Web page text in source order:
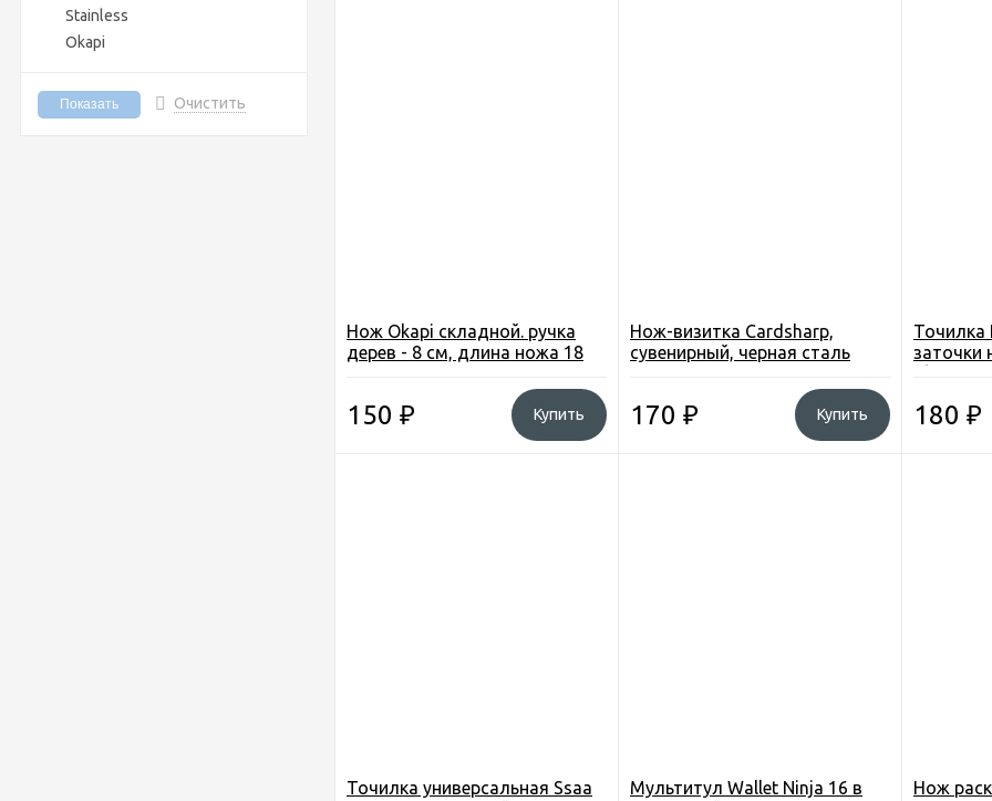
Stainless
Okapi
Очистить
Нож Okapi складной. ручка
дерев - 8 см, длина ножа 18
150 ₽ Купить
Нож-визитка Cardsharp,
сувенирный, черная сталь
170 ₽ Купить
Точилка
заточки
180 ₽
Точилка универсальная Ssaa
Мультитул Wallet Ninja 16 в
Нож